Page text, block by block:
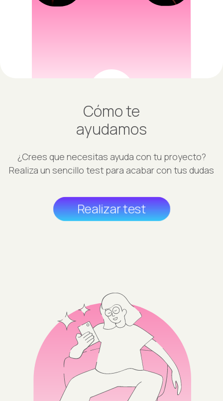
Cómo te
ayudamos
¿Crees que necesitas ayuda con tu proyecto?
Realiza un sencillo test para acabar con tus dudas
Realizar test